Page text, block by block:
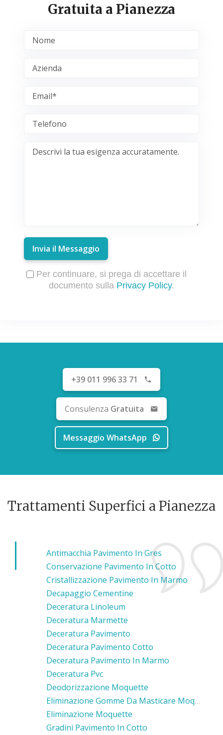
Gratuita a Pianezza
Invia il Messaggio
Per continuare, si prega di accettare il
documento sulla Privacy Policy.
+39 011 996 33 71
Consulenza Gratuita
Messaggio WhatsApp
Trattamenti Superfici a Pianezza
Antimacchia Pavimento In Gres
Conservazione Pavimento In Cotto
Cristallizzazione Pavimento In Marmo
Decapaggio Cementine
Deceratura Linoleum
Deceratura Marmette
Deceratura Pavimento
Deceratura Pavimento Cotto
Deceratura Pavimento In Marmo
Deceratura Pvc
Deodorizzazione Moquette
Eliminazione Gomme Da Masticare Moquette
Eliminazione Moquette
Gradini Pavimento In Cotto